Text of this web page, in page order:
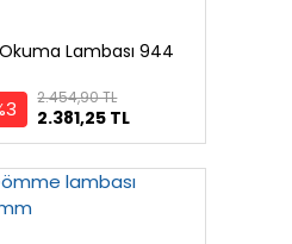
Okuma Lambası 944
2.381,25 TL
2.454,90 TL